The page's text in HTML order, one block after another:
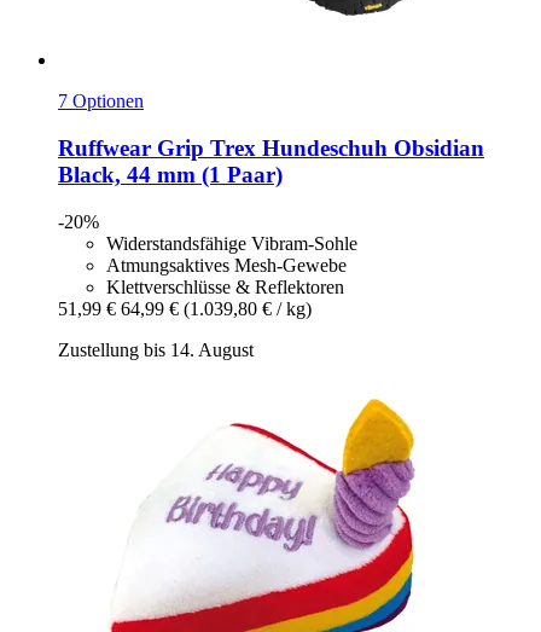
7 Optionen
Ruffwear Grip Trex Hundeschuh Obsidian
Black, 44 mm (1 Paar)
-20%
Widerstandsfähige Vibram-Sohle
Atmungsaktives Mesh-Gewebe
Klettverschlüsse & Reflektoren
51,99 € 64,99 € (1.039,80 € / kg)
Zustellung bis 14. August